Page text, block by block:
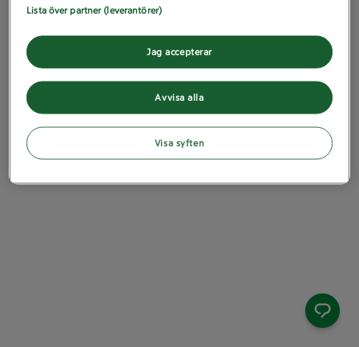
Lista över partner (leverantörer)
Avvisa alla
Jag accepterar
Visa syften